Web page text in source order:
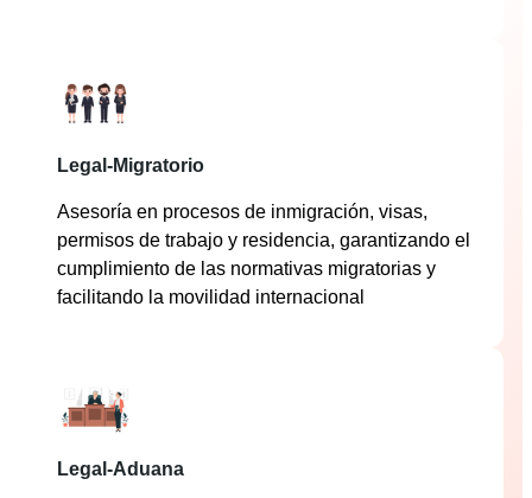
Legal-Migratorio
Asesoría en procesos de inmigración, visas,
permisos de trabajo y residencia, garantizando el
cumplimiento de las normativas migratorias y
facilitando la movilidad internacional
Legal-Aduana